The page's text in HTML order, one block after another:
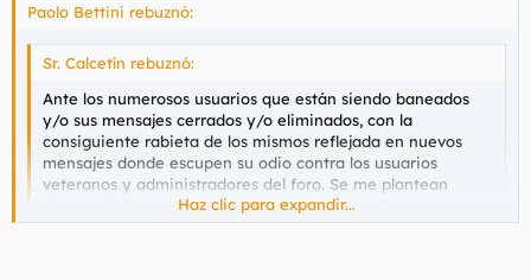
Paolo Bettini rebuznó:
Sr. Calcetín rebuznó:
Ante los numerosos usuarios que están siendo baneados
y/o sus mensajes cerrados y/o eliminados, con la
consiguiente rabieta de los mismos reflejada en nuevos
mensajes donde escupen su odio contra los usuarios
veteranos y administradores del foro. Se me plantean
Haz clic para expandir...